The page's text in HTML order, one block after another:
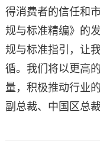
得消费者的信任和
规与标准精编》的
规与标准指引，让
循。我们将以更高
量，积极推动行业
副总裁、中国区总